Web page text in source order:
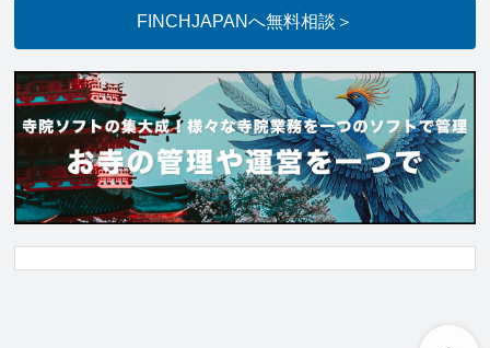
FINCHJAPANへ無料相談 ＞